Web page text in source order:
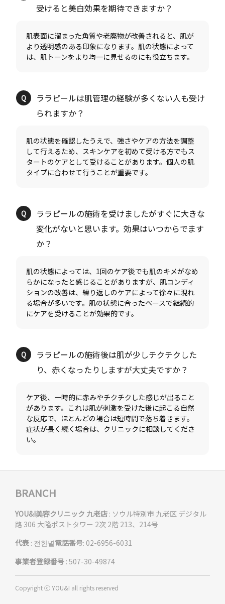
肌表面に溜まった角質や老廃物が改善されると、肌が
より透明感のある印象になります。肌の状態によって
ララピールは肌管理の経験が多くない人も受け
肌の状態を確認したうえで、強さやケアの方法を調整
して行えるため、スキンケアを初めて受ける方でもス
タートのケアとして受けることがあります。個人の肌
ララピールの施術を受けましたがすぐに大きな
変化がないと思います。効果はいつからでます
肌の状態によっては、1回のケア後でも肌のキメがなめ
らかになったと感じることがありますが、肌コンディ
ションの改善は、繰り返しのケアによって徐々に現れ
る場合が多いです。肌の状態に合ったペースで継続的
ララピールの施術後は肌が少しチクチクした
ケア後、一時的に赤みやチクチクした感じが出ること
があります。これは肌が刺激を受けた後に起こる自然
な反応で、ほとんどの場合は短時間で落ち着きます。
症状が長く続く場合は、クリニックに相談してくださ
BRANCH
YOU&I美容クリニック 九老店 : ソウル特別市 九老区 デジタル
路 306 大隆ポストタワー 2次 2階 213、214号
代表 : 전한별電話番号: 02-6956-6031
事業者登録番号 : 507-30-49874
Copyright ⓒ YOU&I all rights reserved